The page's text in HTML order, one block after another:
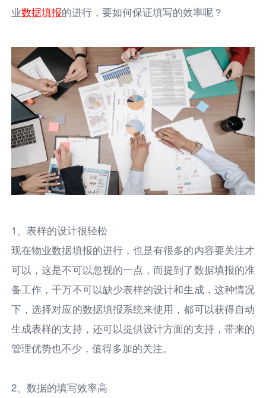
业数据填报的进行，要如何保证填写的效率呢？
1、表样的设计很轻松
现在物业数据填报的进行，也是有很多的内容要关注才
可以，这是不可以忽视的一点，而提到了数据填报的准
备工作，千万不可以缺少表样的设计和生成，这种情况
下，选择对应的数据填报系统来使用，都可以获得自动
生成表样的支持，还可以提供设计方面的支持，带来的
管理优势也不少，值得多加的关注。
2、数据的填写效率高